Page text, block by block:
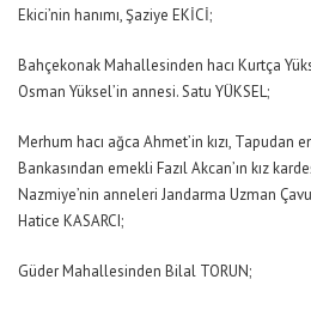
Ekici’nin hanımı, Şaziye EKİCİ;
Bahçekonak Mahallesinden hacı Kurtça
Osman Yüksel’in annesi. Satu YÜKSEL;
Merhum hacı ağca Ahmet’in kızı, Tapudan
Bankasından emekli Fazıl Akcan’ın kız
Nazmiye’nin anneleri Jandarma Uzman
Hatice KASARCI;
Güder Mahallesinden Bilal TORUN;